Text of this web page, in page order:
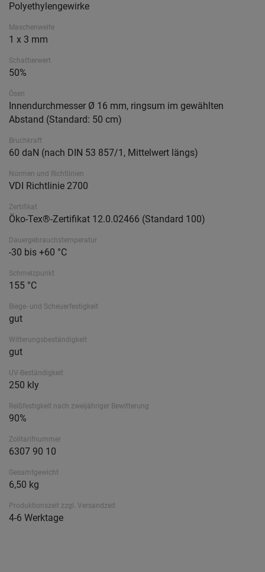
Polyethylengewirke
Maschenweite
1 x 3 mm
Schattierwert
50%
Ösen
Innendurchmesser Ø 16 mm, ringsum im gewählten
Abstand (Standard: 50 cm)
Bruchkraft
60 daN (nach DIN 53 857/1, Mittelwert längs)
Normen und Richtlinien
VDI Richtlinie 2700
Zertifikat
Öko-Tex®-Zertifikat 12.0.02466 (Standard 100)
Dauergebrauchstemperatur
-30 bis +60 °C
Schmelzpunkt
155 °C
Biege- und Scheuerfestigkeit
gut
Witterungsbeständigkeit
gut
UV-Beständigkeit
250 kly
Reißfestigkeit nach zweijähriger Bewitterung
90%
Zolltarifnummer
6307 90 10
Gesamtgewicht
6,50 kg
Produktionszeit zzgl. Versandzeit
4-6 Werktage